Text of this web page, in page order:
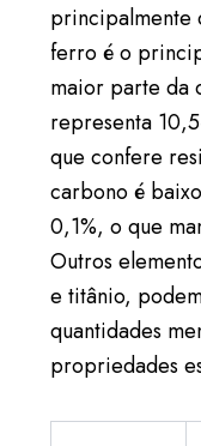
principalmente
ferro é o
maior parte da
representa
que confere
carbono é
0,1%, o que
Outros
e titânio,
quantidades
propriedades